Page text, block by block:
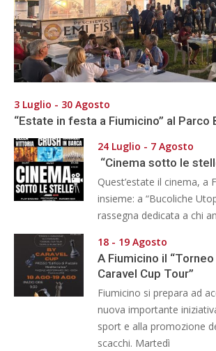
3 Luglio - 30 Agosto
“Estate in festa a Fiumicino” al Parco
24 Luglio - 7 Agosto
“Cinema sotto le
Quest’estate il cinema, a
insieme: a “Bucoliche
rassegna dedicata a chi
18 - 19 Agosto
A Fiumicino il
Caravel Cup Tour”
Fiumicino si prepara ad
nuova importante
sport e alla promozione
scacchi. Martedì